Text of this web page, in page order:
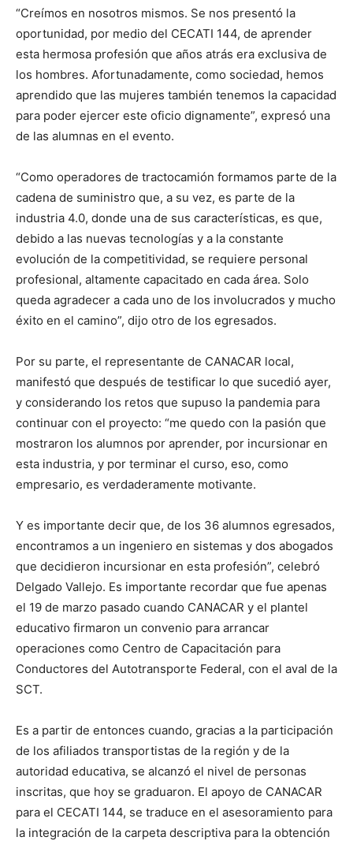
“Creímos en nosotros mismos. Se nos presentó la
oportunidad, por medio del CECATI 144, de aprender
esta hermosa profesión que años atrás era exclusiva de
los hombres. Afortunadamente, como sociedad, hemos
aprendido que las mujeres también tenemos la capacidad
para poder ejercer este oficio dignamente”, expresó una
de las alumnas en el evento.
“Como operadores de tractocamión formamos parte de la
cadena de suministro que, a su vez, es parte de la
industria 4.0, donde una de sus características, es que,
debido a las nuevas tecnologías y a la constante
evolución de la competitividad, se requiere personal
profesional, altamente capacitado en cada área. Solo
queda agradecer a cada uno de los involucrados y mucho
éxito en el camino”, dijo otro de los egresados.
Por su parte, el representante de CANACAR local,
manifestó que después de testificar lo que sucedió ayer,
y considerando los retos que supuso la pandemia para
continuar con el proyecto: “me quedo con la pasión que
mostraron los alumnos por aprender, por incursionar en
esta industria, y por terminar el curso, eso, como
empresario, es verdaderamente motivante.
Y es importante decir que, de los 36 alumnos egresados,
encontramos a un ingeniero en sistemas y dos abogados
que decidieron incursionar en esta profesión”, celebró
Delgado Vallejo. Es importante recordar que fue apenas
el 19 de marzo pasado cuando CANACAR y el plantel
educativo firmaron un convenio para arrancar
operaciones como Centro de Capacitación para
Conductores del Autotransporte Federal, con el aval de la
SCT.
Es a partir de entonces cuando, gracias a la participación
de los afiliados transportistas de la región y de la
autoridad educativa, se alcanzó el nivel de personas
inscritas, que hoy se graduaron. El apoyo de CANACAR
para el CECATI 144, se traduce en el asesoramiento para
la integración de la carpeta descriptiva para la obtención